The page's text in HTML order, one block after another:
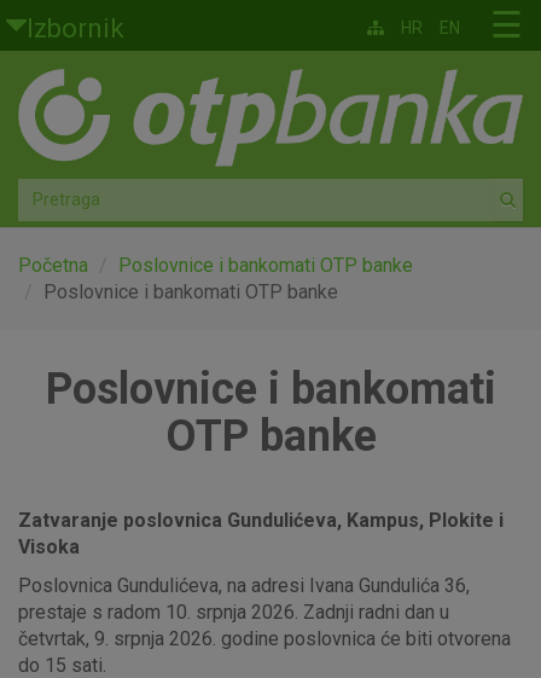
Skoči na glavni sadržaj
Izbornik
Građani
Privatno bankarstvo
Agro
Mala poduzeća i obrtnici
Globalna tržišta
☰
HR EN
Početna
Poslovnice i bankomati OTP banke
Poslovnice i bankomati OTP banke
Poslovnice i bankomati
OTP banke
Zatvaranje poslovnica Gundulićeva, Kampus, Plokite i
Visoka
Poslovnica Gundulićeva, na adresi Ivana Gundulića 36,
prestaje s radom 10. srpnja 2026. Zadnji radni dan u
četvrtak, 9. srpnja 2026. godine poslovnica će biti otvorena
do 15 sati.